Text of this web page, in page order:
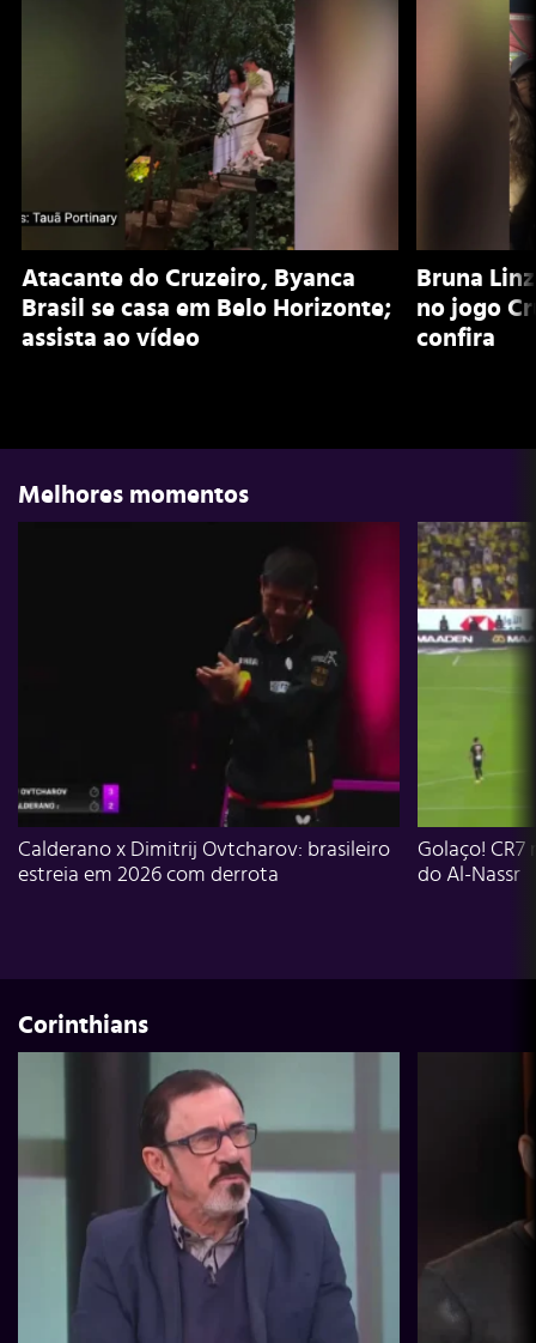
Atacante do Cruzeiro, Byanca
Brasil se casa em Belo Horizonte;
assista ao vídeo
Bruna
no jogo
confira
Melhores momentos
Calderano x Dimitrij Ovtcharov: brasileiro
estreia em 2026 com derrota
Golaço!
do Al-Nassr
Corinthians